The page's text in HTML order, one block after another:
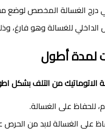
درج الغسالة المخصص لوضع
للغسالة وهو فارغ،
لمدة أطول
الاتوماتيك من التلف بشكل
للحفاظ على الغسالة.
على الغسالة لابد من الحرص